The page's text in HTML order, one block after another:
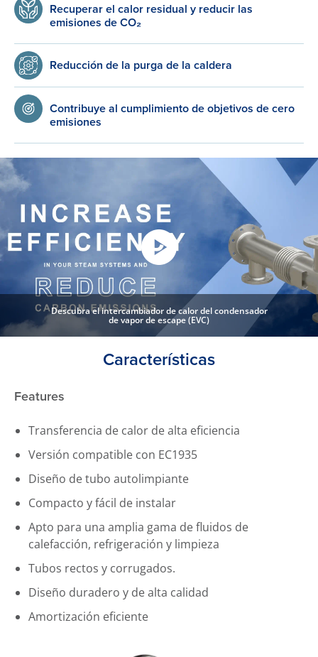
Recuperar el calor residual y reducir las
emisiones de CO₂
Reducción de la purga de la caldera
Contribuye al cumplimiento de objetivos de cero
emisiones
Descubra el intercambiador de calor del condensador
de vapor de escape (EVC)
Características
Features
Transferencia de calor de alta eficiencia
Versión compatible con EC1935
Diseño de tubo autolimpiante
Compacto y fácil de instalar
Apto para una amplia gama de fluidos de
calefacción, refrigeración y limpieza
Tubos rectos y corrugados.
Diseño duradero y de alta calidad
Amortización eficiente